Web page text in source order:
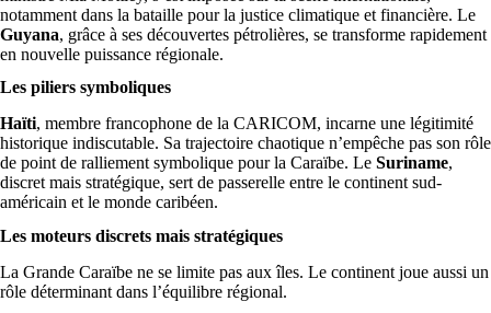
notamment dans la bataille pour la justice climatique et financière. Le
Guyana, grâce à ses découvertes pétrolières, se transforme rapidement
en nouvelle puissance régionale.
Les piliers symboliques
Haïti, membre francophone de la CARICOM, incarne une légitimité
historique indiscutable. Sa trajectoire chaotique n’empêche pas son rôle
de point de ralliement symbolique pour la Caraïbe. Le Suriname,
discret mais stratégique, sert de passerelle entre le continent sud-
américain et le monde caribéen.
Les moteurs discrets mais stratégiques
La Grande Caraïbe ne se limite pas aux îles. Le continent joue aussi un
rôle déterminant dans l’équilibre régional.